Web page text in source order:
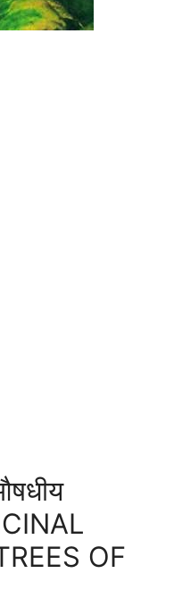
OF